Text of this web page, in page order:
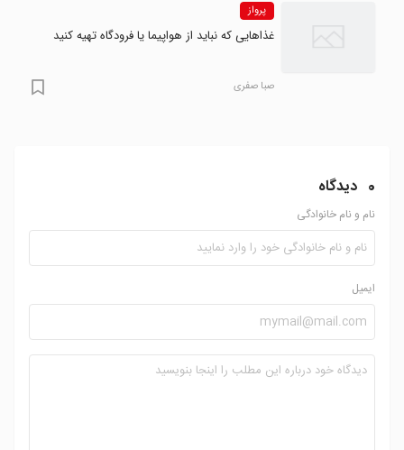
پرواز
غذاهایی که نباید از هواپیما یا فرودگاه تهیه کنید
صبا صفری
0 دیدگاه
نام و نام خانوادگی
ایمیل